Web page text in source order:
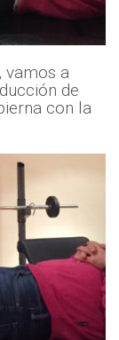
vamos a
de
con la